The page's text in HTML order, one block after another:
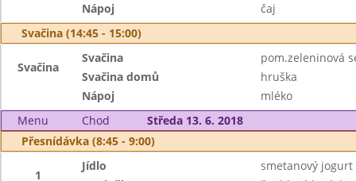
Nápoj
čaj
Svačina (14:45 - 15:00)
Svačina
Svačina
pom.zeleninová
Svačina domů
hruška
Nápoj
mléko
Menu
Chod
Středa 13. 6. 2018
Přesnídávka (8:45 - 9:00)
1
Jídlo
smetanový